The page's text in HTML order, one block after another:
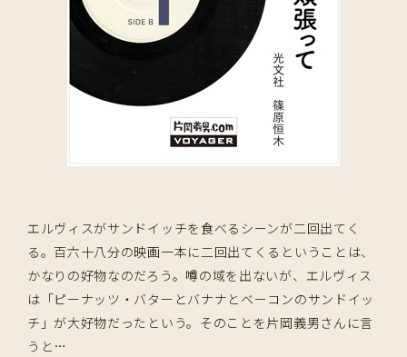
エルヴィスがサンドイッチを食べるシーンが二回出てく
る。百六十八分の映画一本に二回出てくるということは、
かなりの好物なのだろう。噂の域を出ないが、エルヴィス
は「ピーナッツ・バターとバナナとベーコンのサンドイッ
チ」が大好物だったという。そのことを片岡義男さんに言
うと …